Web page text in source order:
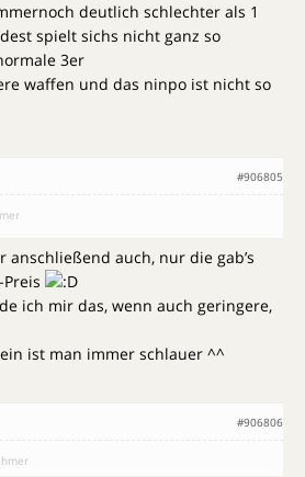
deutlich schlechter als 1
spielt sichs nicht ganz so
3er
waffen und das ninpo ist nicht so
#906805
anschließend auch, nur die gab’s
ich mir das, wenn auch geringere,
ist man immer schlauer ^^
#906806